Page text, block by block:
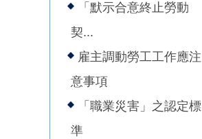
「默示合意終止勞動
契...
雇主調動勞工工作應注
意事項
「職業災害」之認定標
準